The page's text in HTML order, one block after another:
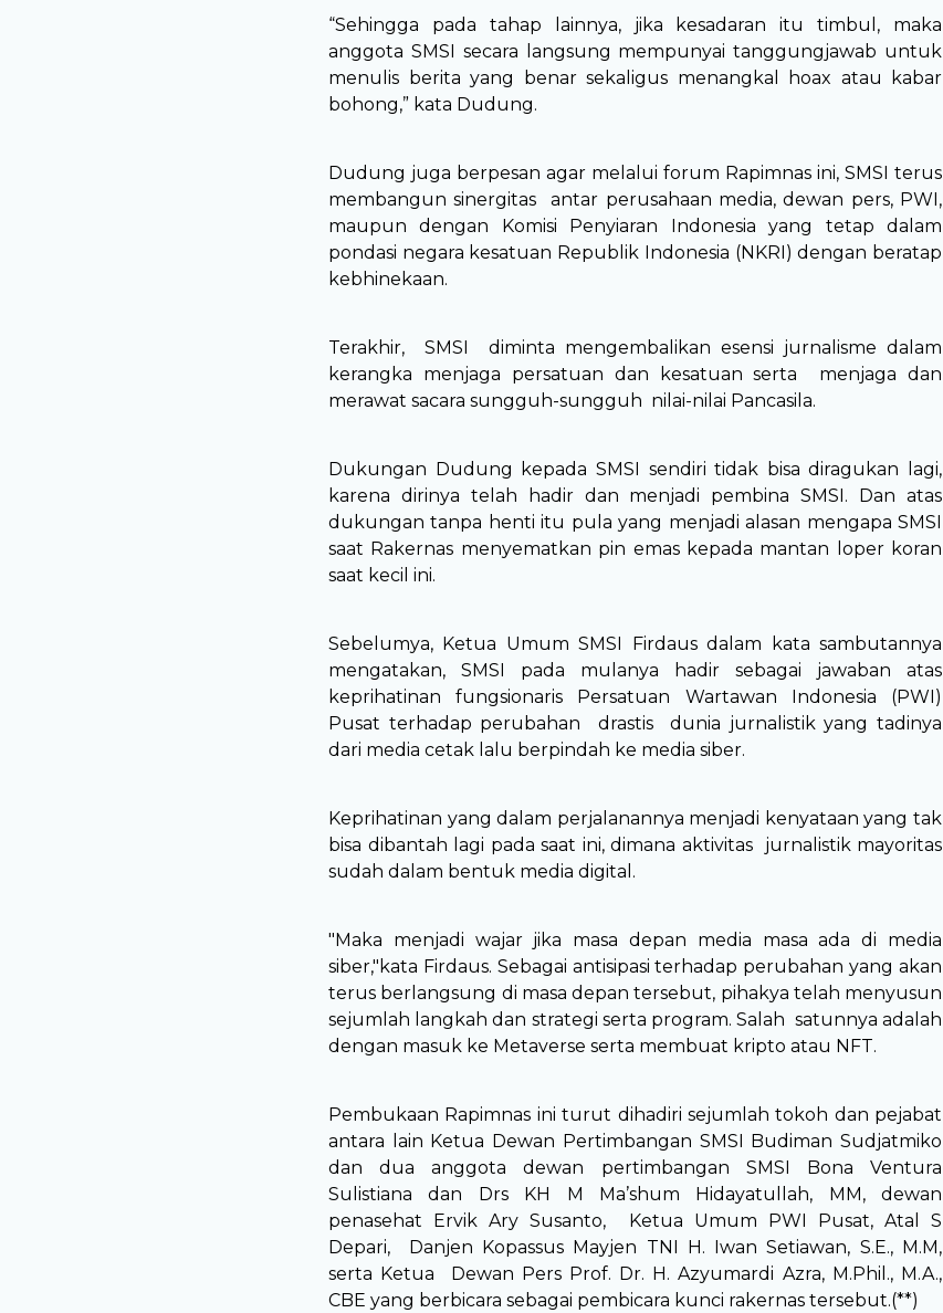
“Sehingga pada tahap lainnya, jika kesadaran itu timbul, maka
anggota SMSI secara langsung mempunyai tanggungjawab untuk
menulis berita yang benar sekaligus menangkal hoax atau kabar
bohong,” kata Dudung.
Dudung juga berpesan agar melalui forum Rapimnas ini, SMSI terus
membangun sinergitas antar perusahaan media, dewan pers, PWI,
maupun dengan Komisi Penyiaran Indonesia yang tetap dalam
pondasi negara kesatuan Republik Indonesia (NKRI) dengan beratap
kebhinekaan.
Terakhir, SMSI diminta mengembalikan esensi jurnalisme dalam
kerangka menjaga persatuan dan kesatuan serta menjaga dan
merawat sacara sungguh-sungguh nilai-nilai Pancasila.
Dukungan Dudung kepada SMSI sendiri tidak bisa diragukan lagi,
karena dirinya telah hadir dan menjadi pembina SMSI. Dan atas
dukungan tanpa henti itu pula yang menjadi alasan mengapa SMSI
saat Rakernas menyematkan pin emas kepada mantan loper koran
saat kecil ini.
Sebelumya, Ketua Umum SMSI Firdaus dalam kata sambutannya
mengatakan, SMSI pada mulanya hadir sebagai jawaban atas
keprihatinan fungsionaris Persatuan Wartawan Indonesia (PWI)
Pusat terhadap perubahan drastis dunia jurnalistik yang tadinya
dari media cetak lalu berpindah ke media siber.
Keprihatinan yang dalam perjalanannya menjadi kenyataan yang tak
bisa dibantah lagi pada saat ini, dimana aktivitas jurnalistik mayoritas
sudah dalam bentuk media digital.
"Maka menjadi wajar jika masa depan media masa ada di media
siber,"kata Firdaus. Sebagai antisipasi terhadap perubahan yang akan
terus berlangsung di masa depan tersebut, pihakya telah menyusun
sejumlah langkah dan strategi serta program. Salah satunnya adalah
dengan masuk ke Metaverse serta membuat kripto atau NFT.
Pembukaan Rapimnas ini turut dihadiri sejumlah tokoh dan pejabat
antara lain Ketua Dewan Pertimbangan SMSI Budiman Sudjatmiko
dan dua anggota dewan pertimbangan SMSI Bona Ventura
Sulistiana dan Drs KH M Ma’shum Hidayatullah, MM, dewan
penasehat Ervik Ary Susanto, Ketua Umum PWI Pusat, Atal S
Depari, Danjen Kopassus Mayjen TNI H. Iwan Setiawan, S.E., M.M,
serta Ketua Dewan Pers Prof. Dr. H. Azyumardi Azra, M.Phil., M.A.,
CBE yang berbicara sebagai pembicara kunci rakernas tersebut.(**)